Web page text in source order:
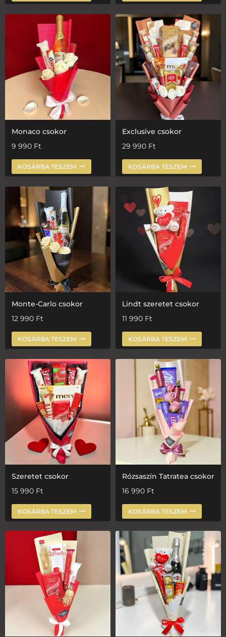
Monaco csokor
9 990 Ft
KOSÁRBA TESZEM
Exclusive csokor
29 990 Ft
KOSÁRBA TESZEM
Monte-Carlo csokor
12 990 Ft
KOSÁRBA TESZEM
Lindt szeretet csokor
11 990 Ft
KOSÁRBA TESZEM
Szeretet csokor
15 990 Ft
KOSÁRBA TESZEM
Rózsaszín Tatratea csokor
16 990 Ft
KOSÁRBA TESZEM